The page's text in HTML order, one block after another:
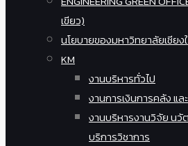
เขียว)
นโยบายของมหาวิทยาลัยเชียง
KM
งานบริหารทั่วไป
งานการเงินการคลัง แ
งานบริหารงานวิจัย นวั
บริการวิชาการ